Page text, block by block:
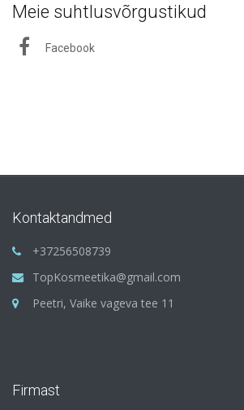
Meie suhtlusvõrgustikud
Facebook
Kontaktandmed
+37256508739
TopKosmeetika@gmail.com
Peetri, Vaike vageva tee 11
Firmast